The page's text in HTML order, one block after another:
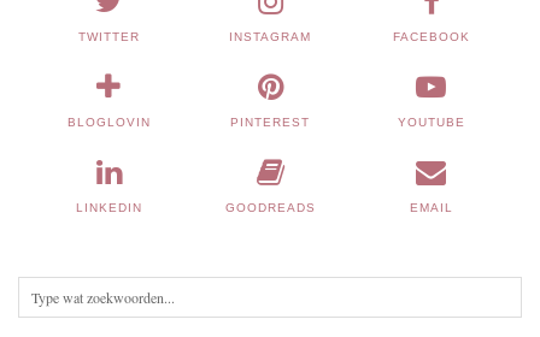
TWITTER INSTAGRAM FACEBOOK
BLOGLOVIN PINTEREST YOUTUBE
LINKEDIN GOODREADS EMAIL